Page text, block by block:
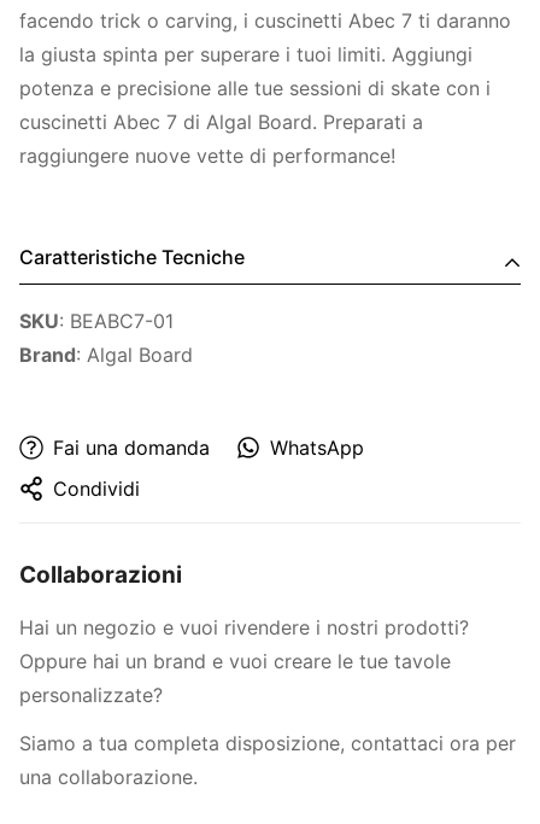
facendo trick o carving, i cuscinetti Abec 7 ti daranno
la giusta spinta per superare i tuoi limiti. Aggiungi
potenza e precisione alle tue sessioni di skate con i
cuscinetti Abec 7 di Algal Board. Preparati a
raggiungere nuove vette di performance!
Caratteristiche Tecniche
SKU: BEABC7-01
Brand: Algal Board
Fai una domanda
WhatsApp
Condividi
Collaborazioni
Hai un negozio e vuoi rivendere i nostri prodotti?
Oppure hai un brand e vuoi creare le tue tavole
personalizzate?
Siamo a tua completa disposizione, contattaci ora per
una collaborazione.